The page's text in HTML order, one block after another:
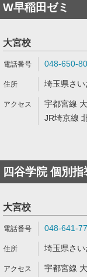
W早稲田ゼミ
大宮校
048-650-
埼玉県さ
宇都宮線
JR埼京線
四谷学院 個別指
大宮校
048-641-
埼玉県さ
宇都宮線